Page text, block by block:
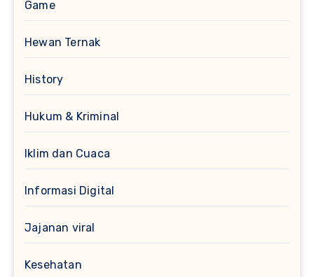
Game
Hewan Ternak
History
Hukum & Kriminal
Iklim dan Cuaca
Informasi Digital
Jajanan viral
Kesehatan